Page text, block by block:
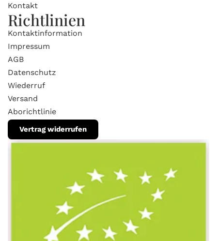
Kontakt
Richtlinien
Kontaktinformation
Impressum
AGB
Datenschutz
Wiederruf
Versand
Aborichtlinie
Vertrag widerrufen